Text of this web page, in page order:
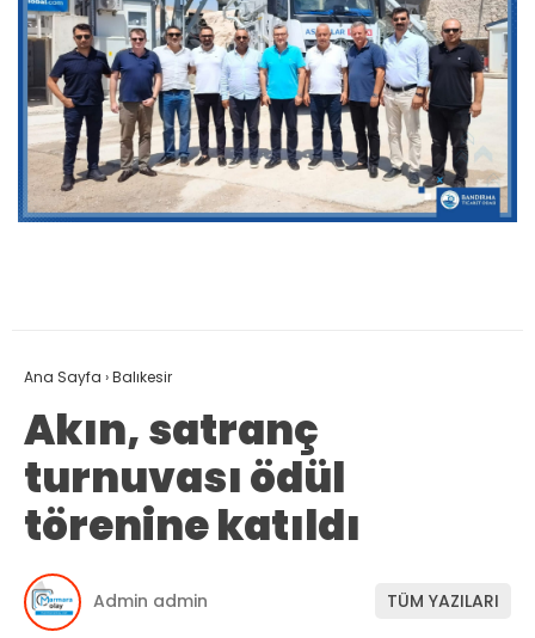
Ana Sayfa ›Balıkesir
Akın, satranç
turnuvası ödül
törenine katıldı
Admin admin TÜM YAZILARI